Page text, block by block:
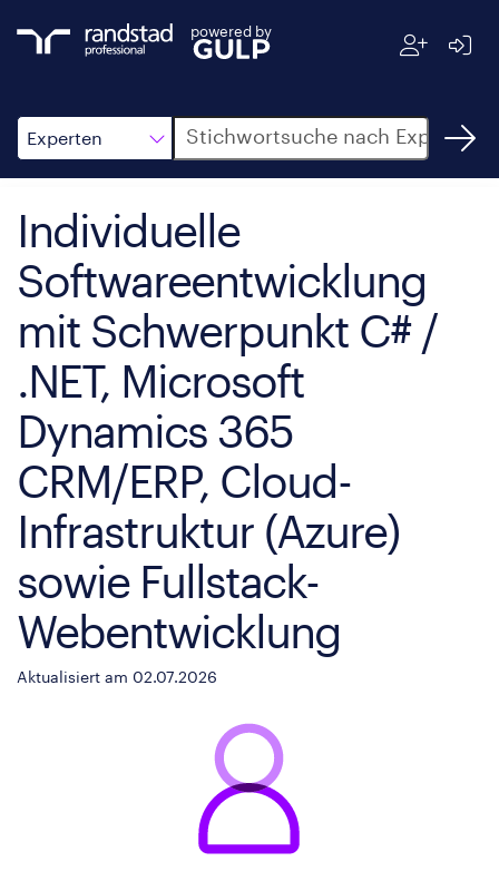
powered by
Experten
Suche
Individuelle
Softwareentwicklung
mit Schwerpunkt C# /
.NET, Microsoft
Dynamics 365
CRM/ERP, Cloud-
Infrastruktur (Azure)
sowie Fullstack-
Webentwicklung
Aktualisiert am 02.07.2026